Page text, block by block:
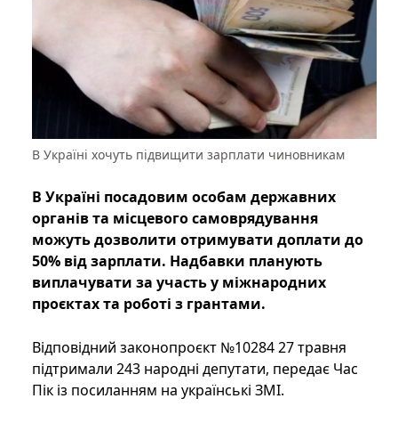
В Україні хочуть підвищити зарплати чиновникам
В Україні посадовим особам державних
органів та місцевого самоврядування
можуть дозволити отримувати доплати до
50% від зарплати. Надбавки планують
виплачувати за участь у міжнародних
проєктах та роботі з грантами.
Відповідний законопроєкт №10284 27 травня
підтримали 243 народні депутати, передає Час
Пік із посиланням на українські ЗМІ.